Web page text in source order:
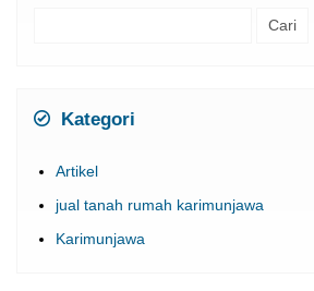
Kategori
Artikel
jual tanah rumah karimunjawa
Karimunjawa